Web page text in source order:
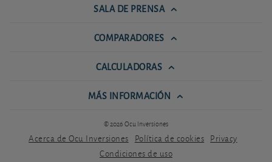
SALA DE PRENSA
COMPARADORES
CALCULADORAS
MÁS INFORMACIÓN
© 2026 Ocu Inversiones
Acerca de Ocu Inversiones Política de cookies Privacy
Condiciones de uso